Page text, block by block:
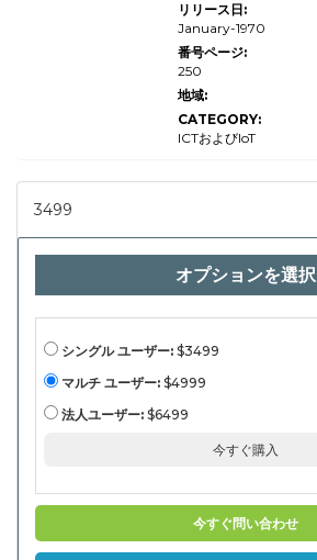
ト別
院、外
センタ
ー、在
ンタ
断セン
その他
設）、
所、
腔、
肺、
リリース日:
January-1970
番号ページ:
250
地域:
CATEGORY:
ICTおよびIoT
3499
オプションを選択
シングル ユーザー: $3499
マルチ ユーザー: $4999
法人ユーザー: $6499
今すぐ購入
今すぐ問い合わせ